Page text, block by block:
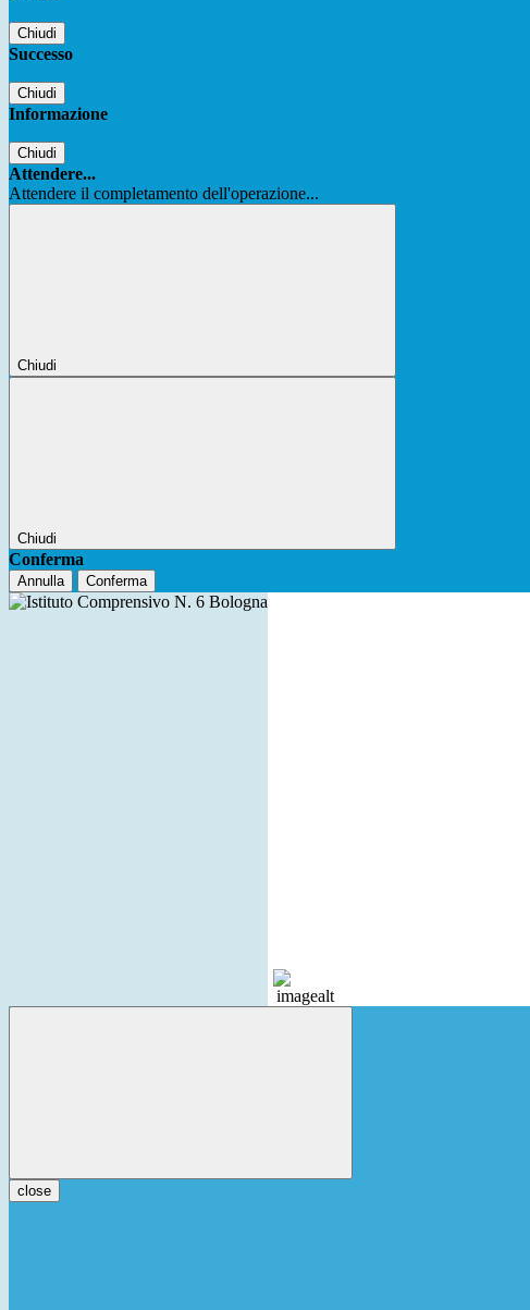
Chiudi
Successo
Chiudi
Informazione
Chiudi
Attendere...
Attendere il completamento dell'operazione...
Chiudi
Chiudi
Conferma
Annulla Conferma
close